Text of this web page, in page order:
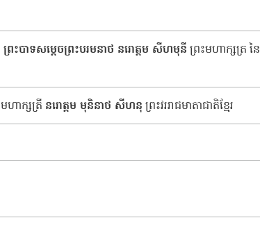
ព្រះបាទ​សម្ដេច​ព្រះ​បរមនាថ​ ​នរោត្តម​ ​សី​ហ​មុនី ​ ​ព្រះមហាក្សត្រ​ ​នៃ​
ហាក្សត្រី​ ​នរោត្តម​ ​មុនិនាថ​ ​សី​ហ​នុ ​ព្រះវ​រ​រាជមាតា​ជាតិខ្មែរ